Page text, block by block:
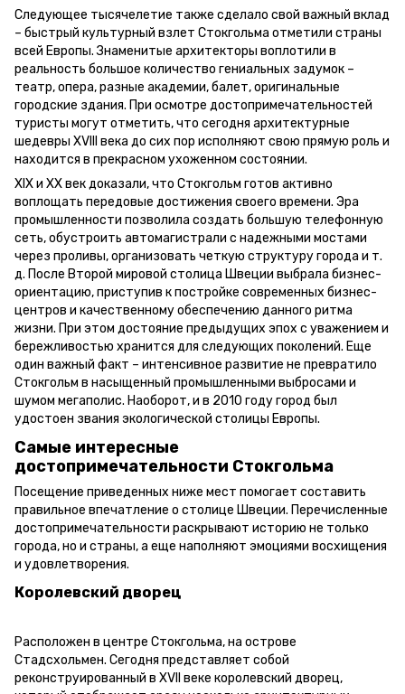
Следующее тысячелетие также сделало свой важный вклад
– быстрый культурный взлет Стокгольма отметили страны
всей Европы. Знаменитые архитекторы воплотили в
реальность большое количество гениальных задумок –
театр, опера, разные академии, балет, оригинальные
городские здания. При осмотре достопримечательностей
туристы могут отметить, что сегодня архитектурные
шедевры XVIII века до сих пор исполняют свою прямую роль и
находится в прекрасном ухоженном состоянии.
ХIХ и ХХ век доказали, что Стокгольм готов активно
воплощать передовые достижения своего времени. Эра
промышленности позволила создать большую телефонную
сеть, обустроить автомагистрали с надежными мостами
через проливы, организовать четкую структуру города и т.
д. После Второй мировой столица Швеции выбрала бизнес-
ориентацию, приступив к постройке современных бизнес-
центров и качественному обеспечению данного ритма
жизни. При этом достояние предыдущих эпох с уважением и
бережливостью хранится для следующих поколений. Еще
один важный факт – интенсивное развитие не превратило
Стокгольм в насыщенный промышленными выбросами и
шумом мегаполис. Наоборот, и в 2010 году город был
удостоен звания экологической столицы Европы.
Самые интересные
достопримечательности Стокгольма
Посещение приведенных ниже мест помогает составить
правильное впечатление о столице Швеции. Перечисленные
достопримечательности раскрывают историю не только
города, но и страны, а еще наполняют эмоциями восхищения
и удовлетворения.
Королевский дворец
Расположен в центре Стокгольма, на острове
Стадсхольмен. Сегодня представляет собой
реконструированный в XVII веке королевский дворец,